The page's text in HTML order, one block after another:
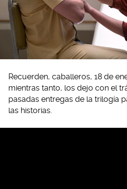
Recuerden, caballeros, 18 de
mientras tanto, los dejo con el
pasadas entregas de la trilogía
las historias.